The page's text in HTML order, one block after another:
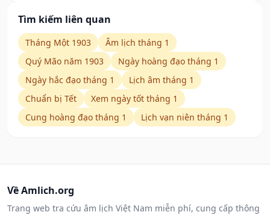
Tìm kiếm liên quan
Tháng Một 1903
Âm lịch tháng 1
Quý Mão năm 1903
Ngày hoàng đạo tháng 1
Ngày hắc đạo tháng 1
Lịch âm tháng 1
Chuẩn bị Tết
Xem ngày tốt tháng 1
Cung hoàng đạo tháng 1
Lịch vạn niên tháng 1
Về Amlich.org
Trang web tra cứu âm lịch Việt Nam miễn phí, cung cấp thông